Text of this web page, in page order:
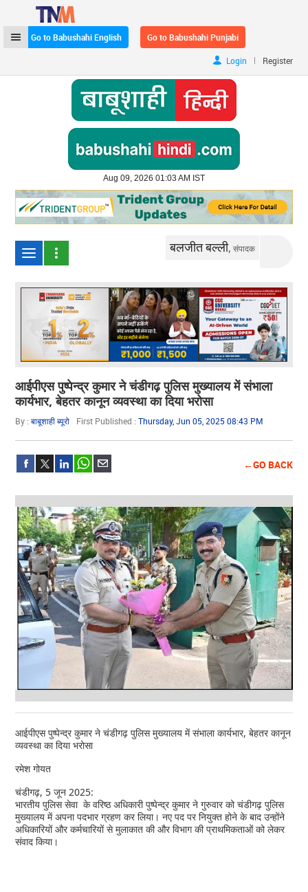
Go to Babushahi English Go to Babushahi Punjabi
Login | Register
Aug 09, 2026 01:03 AM IST
बलजीत बल्ली,संपादक
आईपीएस पुष्पेन्द्र कुमार ने चंडीगढ़ पुलिस मुख्यालय में संभाला
कार्यभार, बेहतर कानून व्यवस्था का दिया भरोसा
By :बाबूशाही ब्यूरो First Published :Thursday, Jun 05, 2025 08:43 PM
←GO BACK
आईपीएस पुष्पेन्द्र कुमार ने चंडीगढ़ पुलिस मुख्यालय में संभाला कार्यभार, बेहतर कानून
व्यवस्था का दिया भरोसा
रमेश गोयत
चंडीगढ़, 5 जून 2025:
भारतीय पुलिस सेवा के वरिष्ठ अधिकारी पुष्पेन्द्र कुमार ने गुरुवार को चंडीगढ़ पुलिस
मुख्यालय में अपना पदभार ग्रहण कर लिया। नए पद पर नियुक्त होने के बाद उन्होंने
अधिकारियों और कर्मचारियों से मुलाकात की और विभाग की प्राथमिकताओं को लेकर
संवाद किया।